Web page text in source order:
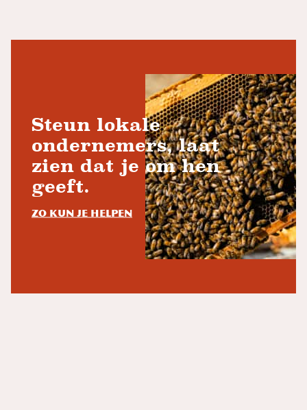
Steun lokale
ondernemers, laat
zien dat je om hen
geeft.
Zo kun je helpen